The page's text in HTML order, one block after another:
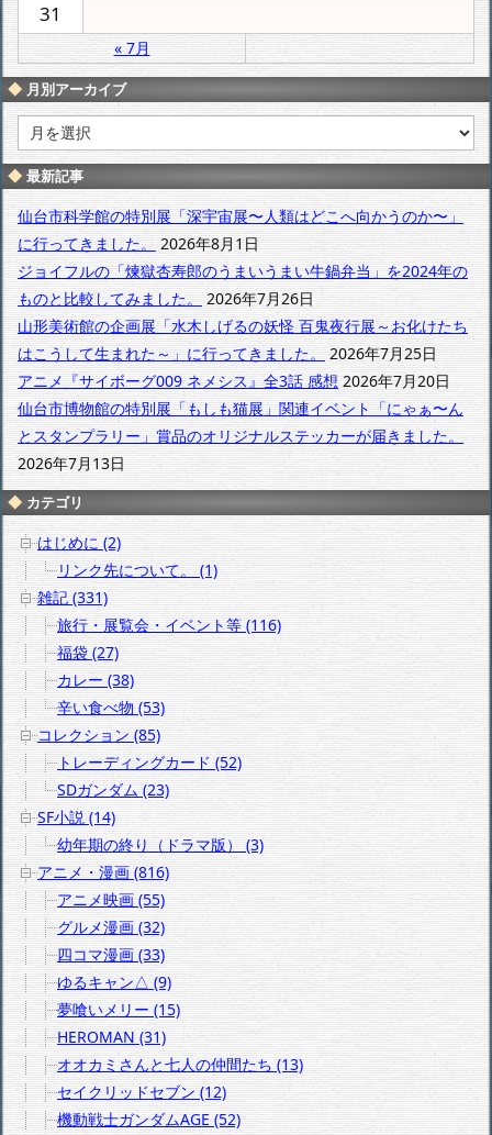
31
« 7月
月別アーカイブ
別
ア
ー
カ
イ
ブ
最新記事
仙台市科学館の特別展「深宇宙展〜人類はどこへ向かうのか〜」
に行ってきました。
2026年8月1日
ジョイフルの「煉獄杏寿郎のうまいうまい牛鍋弁当」を2024年の
ものと比較してみました。 2026年7月26日
山形美術館の企画展「水木しげるの妖怪 百鬼夜行展～お化けたち
はこうして生まれた～」に行ってきました。 2026年7月25日
アニメ『サイボーグ009 ネメシス』全3話 感想 2026年7月20日
仙台市博物館の特別展「もしも猫展」関連イベント「にゃぁ〜ん
とスタンプラリー」賞品のオリジナルステッカーが届きました。
2026年7月13日
カテゴリ
はじめに (2)
リンク先について。 (1)
雑記 (331)
旅行・展覧会・イベント等 (116)
福袋 (27)
カレー (38)
辛い食べ物 (53)
コレクション (85)
トレーディングカード (52)
SDガンダム (23)
SF小説 (14)
幼年期の終り（ドラマ版） (3)
アニメ・漫画 (816)
アニメ映画 (55)
グルメ漫画 (32)
四コマ漫画 (33)
ゆるキャン△ (9)
夢喰いメリー (15)
HEROMAN (31)
オオカミさんと七人の仲間たち (13)
セイクリッドセブン (12)
機動戦士ガンダムAGE (52)